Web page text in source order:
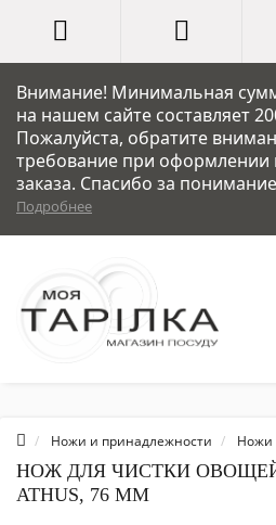
Внимание! Минимальная
на нашем сайте составляет
Пожалуйста, обратите
требование при оформлении
заказа. Спасибо за
Подробнее
Ножи и принадлежности Ножи
НОЖ ДЛЯ ЧИСТКИ ОВОЩЕЙ
ATHUS, 76 ММ